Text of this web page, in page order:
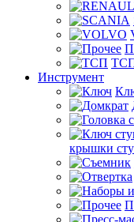
Инструмент
крышки